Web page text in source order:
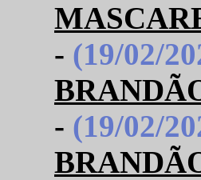
- (19/02/
- (19/02/